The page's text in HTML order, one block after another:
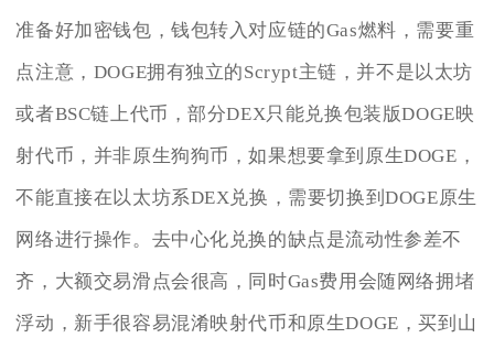
准备好加密钱包，钱包转入对应链的Gas燃料，需要重
点注意，DOGE拥有独立的Scrypt主链，并不是以太坊
或者BSC链上代币，部分DEX只能兑换包装版DOGE映
射代币，并非原生狗狗币，如果想要拿到原生DOGE，
不能直接在以太坊系DEX兑换，需要切换到DOGE原生
网络进行操作。去中心化兑换的缺点是流动性参差不
齐，大额交易滑点会很高，同时Gas费用会随网络拥堵
浮动，新手很容易混淆映射代币和原生DOGE，买到山